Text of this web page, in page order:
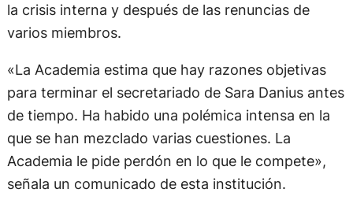
la crisis interna y después de las renuncias de
varios miembros.
«La Academia estima que hay razones objetivas
para terminar el secretariado de Sara Danius antes
de tiempo. Ha habido una polémica intensa en la
que se han mezclado varias cuestiones. La
Academia le pide perdón en lo que le compete»,
señala un comunicado de esta institución.